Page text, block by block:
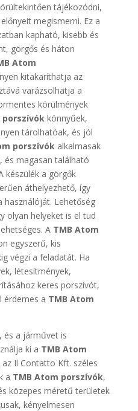
tájékozódni,
előnyeit megismerni. Ez a
kapható, kisebb és
görgős és háton
Atom
kitakaríthatja az
varázsolhatja a
körülmények
porszívók könnyűek,
tárolhatóak, és jól
porszívók alkalmasak
és magasan található
készülék a görgők
áthelyezhető, így
használóját. Lehetőség
olyan helyeket is el tud
A TMB Atom
egyszerű, kis
végzi a feladatát. Ha
létesítmények,
keres porszívót,
érdemes a TMB Atom
és a járművet is
ki a TMB Atom
az Il Contatto Kft. széles
a TMB Atom porszívók,
közepes méretű területek
kényelmesen